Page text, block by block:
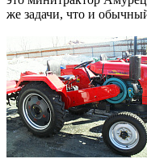
же задачи, что и